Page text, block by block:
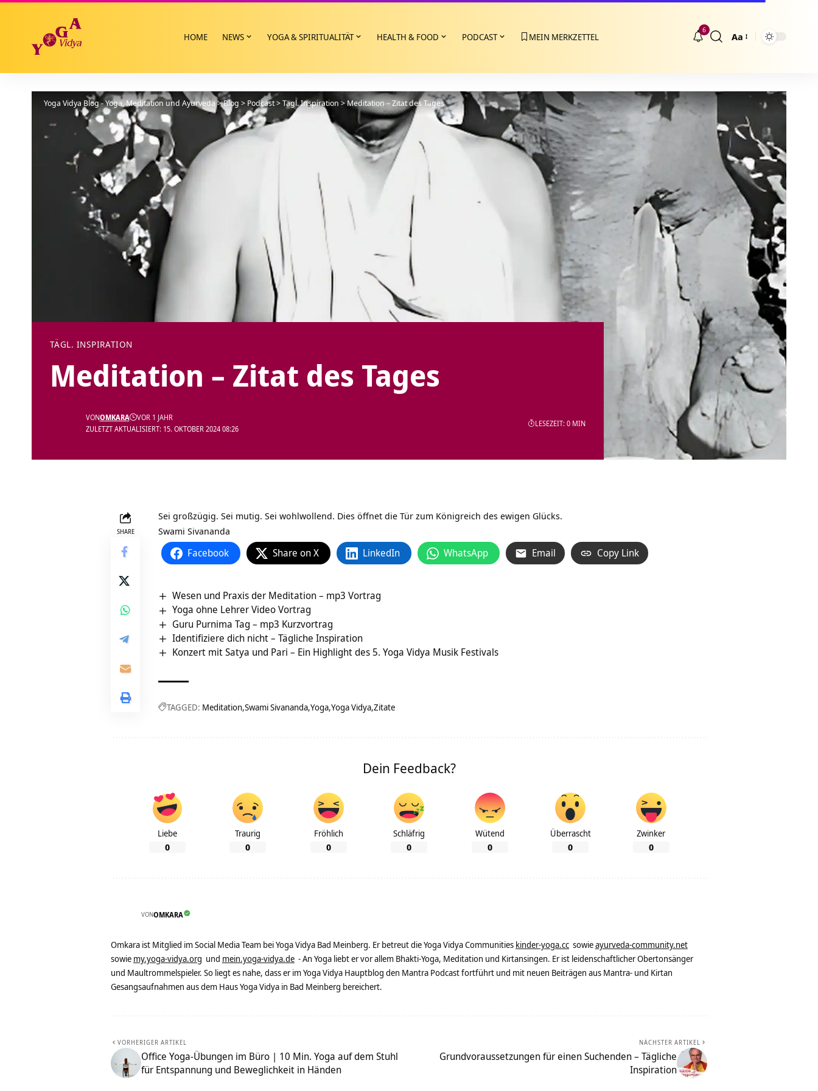
HOME NEWS YOGA & SPIRITUALITÄT HEALTH & FOOD PODCAST MEIN MERKZETTEL
6
Größenänderung
Aa
Yoga Vidya Blog - Yoga, Meditation und Ayurveda>Blog > Podcast>Tägl. Inspiration >Meditation – Zitat des Tages
TÄGL. INSPIRATION
Meditation – Zitat des Tages
ZULETZT AKTUALISIERT: 15. OKTOBER 2024 08:26
VONOMKARA VOR 1 JAHR
LESEZEIT: 0 MIN
SHARE
Sei großzügig. Sei mutig. Sei wohlwollend. Dies öffnet die Tür zum Königreich des ewigen Glücks.
Swami Sivananda
Facebook Share on X LinkedIn WhatsApp Email Copy Link
Wesen und Praxis der Meditation – mp3 Vortrag
Yoga ohne Lehrer Video Vortrag
Guru Purnima Tag – mp3 Kurzvortrag
Identifiziere dich nicht – Tägliche Inspiration
Konzert mit Satya und Pari – Ein Highlight des 5. Yoga Vidya Musik Festivals
TAGGED: Meditation Swami Sivananda Yoga Yoga Vidya Zitate
Dein Feedback?
Liebe
0
Traurig
0
Fröhlich
0
Schläfrig
0
Wütend
0
Überrascht
0
Zwinker
0
VONOMKARA
Omkara ist Mitglied im Social Media Team bei Yoga Vidya Bad Meinberg. Er betreut die Yoga Vidya Communities kinder-yoga.cc sowieayurveda-community.net
sowie my.yoga-vidya.org und mein.yoga-vidya.de - An Yoga liebt er vor allem Bhakti-Yoga, Meditation und Kirtansingen. Er ist leidenschaftlicher Obertonsänger
und Maultrommelspieler. So liegt es nahe, dass er im Yoga Vidya Hauptblog den Mantra Podcast fortführt und mit neuen Beiträgen aus Mantra- und Kirtan
Gesangsaufnahmen aus dem Haus Yoga Vidya in Bad Meinberg bereichert.
VORHERIGER ARTIKEL
Office Yoga-Übungen im Büro | 10 Min. Yoga auf dem Stuhl
für Entspannung und Beweglichkeit in Händen
NÄCHSTER ARTIKEL
Grundvoraussetzungen für einen Suchenden – Tägliche
Inspiration